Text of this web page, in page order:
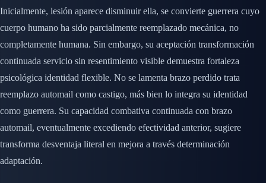
Inicialmente, lesión aparece disminuir ella, se convierte guerrera cuyo
cuerpo humano ha sido parcialmente reemplazado mecánica, no
completamente humana. Sin embargo, su aceptación transformación
continuada servicio sin resentimiento visible demuestra fortaleza
psicológica identidad flexible. No se lamenta brazo perdido trata
reemplazo automail como castigo, más bien lo integra su identidad
como guerrera. Su capacidad combativa continuada con brazo
automail, eventualmente excediendo efectividad anterior, sugiere
transforma desventaja literal en mejora a través determinación
adaptación.